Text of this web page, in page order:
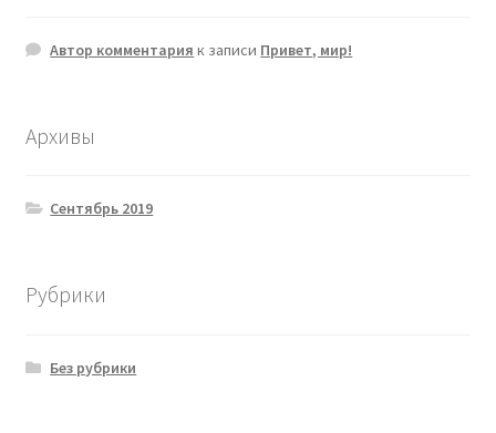
Автор комментария к записи Привет, мир!
Архивы
Сентябрь 2019
Рубрики
Без рубрики